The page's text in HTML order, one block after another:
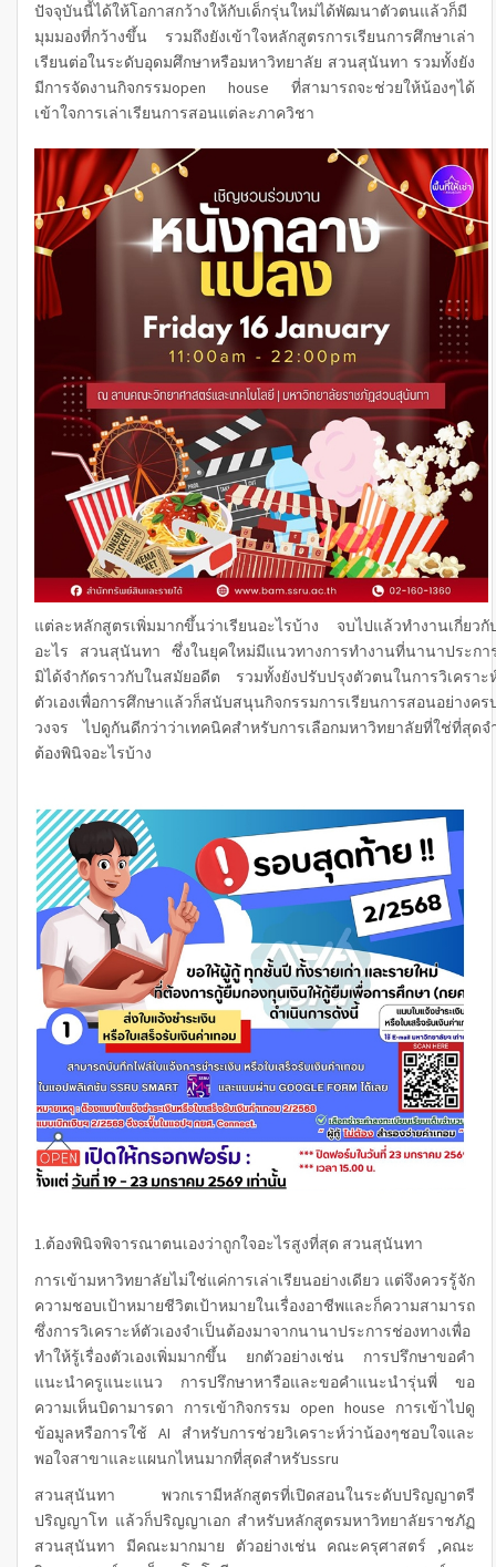
ปัจจุบันนี้ได้ให้โอกาสกว้างให้กับเด็กรุ่นใหม่ได้พัฒนาตัวตนแล้วก็มี
มุมมองที่กว้างขึ้น รวมถึงยังเข้าใจหลักสูตรการเรียนการศึกษาเล่า
เรียนต่อในระดับอุดมศึกษาหรือมหาวิทยาลัย สวนสุนันทา รวมทั้งยัง
มีการจัดงานกิจกรรมopen house ที่สามารถจะช่วยให้น้องๆได้
เข้าใจการเล่าเรียนการสอนแต่ละภาควิชา
แต่ละหลักสูตรเพิ่มมากขึ้นว่าเรียนอะไรบ้าง จบไปแล้วทำงานเกี่ยวกั
อะไร สวนสุนันทา ซึ่งในยุคใหม่มีแนวทางการทำงานที่นานาประกา
มิได้จำกัดราวกับในสมัยอดีต รวมทั้งยังปรับปรุงตัวตนในการวิเคราะ
ตัวเองเพื่อการศึกษาแล้วก็สนับสนุนกิจกรรมการเรียนการสอนอย่างคร
วงจร ไปดูกันดีกว่าว่าเทคนิคสำหรับการเลือกมหาวิทยาลัยที่ใช่ที่สุดจ
ต้องพินิจอะไรบ้าง
1.ต้องพินิจพิจารณาตนเองว่าถูกใจอะไรสูงที่สุด สวนสุนันทา
การเข้ามหาวิทยาลัยไม่ใช่แค่การเล่าเรียนอย่างเดียว แต่จึงควรรู้จัก
ความชอบเป้าหมายชีวิตเป้าหมายในเรื่องอาชีพและก็ความสามารถ
ซึ่งการวิเคราะห์ตัวเองจำเป็นต้องมาจากนานาประการช่องทางเพื่อ
ทำให้รู้เรื่องตัวเองเพิ่มมากขึ้น ยกตัวอย่างเช่น การปรึกษาขอคำ
แนะนำครูแนะแนว การปรึกษาหารือและขอคำแนะนำรุ่นพี่ ขอ
ความเห็นบิดามารดา การเข้ากิจกรรม open house การเข้าไปดู
ข้อมูลหรือการใช้ AI สำหรับการช่วยวิเคราะห์ว่าน้องๆชอบใจและ
พอใจสาขาและแผนกไหนมากที่สุดสำหรับssru
สวนสุนันทา พวกเรามีหลักสูตรที่เปิดสอนในระดับปริญญาตรี
ปริญญาโท แล้วก็ปริญญาเอก สำหรับหลักสูตรมหาวิทยาลัยราชภัฏ
สวนสุนันทา มีคณะมากมาย ตัวอย่างเช่น คณะครุศาสตร์ ,คณะ